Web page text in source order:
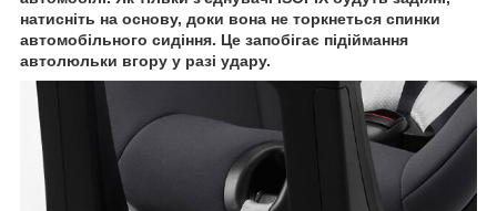
натисніть на основу, доки вона не торкнеться спинки
автомобільного сидіння. Це запобігає підіймання
автолюльки вгору у разі удару.